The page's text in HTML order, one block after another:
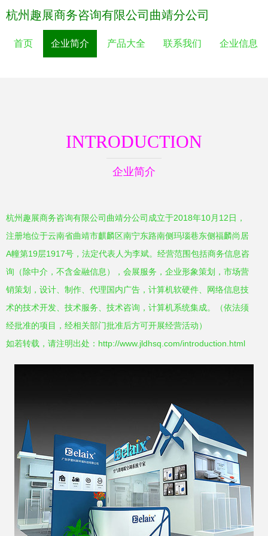
杭州趣展商务咨询有限公司曲靖分公司
首页 企业简介 产品大全 联系我们 企业信息
INTRODUCTION
企业简介
杭州趣展商务咨询有限公司曲靖分公司成立于2018年10月12日，
注册地位于云南省曲靖市麒麟区南宁东路南侧玛瑙巷东侧福麟尚居
A幢第19层1917号，法定代表人为李斌。经营范围包括商务信息咨
询（除中介，不含金融信息），会展服务，企业形象策划，市场营
销策划，设计、制作、代理国内广告，计算机软硬件、网络信息技
术的技术开发、技术服务、技术咨询，计算机系统集成。（依法须
经批准的项目，经相关部门批准后方可开展经营活动）
如若转载，请注明出处：http://www.jldhsq.com/introduction.html